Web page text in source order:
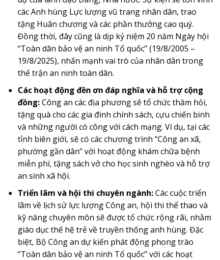
các Anh hùng Lực lượng vũ trang nhân dân, trao
tặng Huân chương và các phần thưởng cao quý.
Đồng thời, đây cũng là dịp kỷ niệm 20 năm Ngày hội
“Toàn dân bảo vệ an ninh Tổ quốc” (19/8/2005 –
19/8/2025), nhấn mạnh vai trò của nhân dân trong
thế trận an ninh toàn dân.
Các hoạt động đền ơn đáp nghĩa và hỗ trợ cộng
đồng:Công an các địa phương sẽ tổ chức thăm hỏi,
tặng quà cho các gia đình chính sách, cựu chiến binh
và những người có công với cách mạng. Ví dụ, tại các
tỉnh biên giới, sẽ có các chương trình “Công an xã,
phường gần dân” với hoạt động khám chữa bệnh
miễn phí, tặng sách vở cho học sinh nghèo và hỗ trợ
an sinh xã hội.
Triển lãm và hội thi chuyên ngành:Các cuộc triển
lãm về lịch sử lực lượng Công an, hội thi thể thao và
kỹ năng chuyên môn sẽ được tổ chức rộng rãi, nhằm
giáo dục thế hệ trẻ về truyền thống anh hùng. Đặc
biệt, Bộ Công an dự kiến phát động phong trào
“Toàn dân bảo vệ an ninh Tổ quốc” với các hoạt